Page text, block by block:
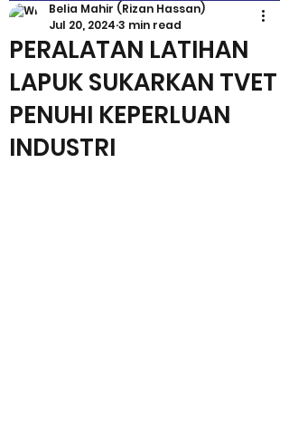
PERALATAN LATIHAN
LAPUK SUKARKAN TVET
PENUHI KEPERLUAN
INDUSTRI
Belia Mahir (Rizan Hassan)
Jul 20, 2024 3 min read